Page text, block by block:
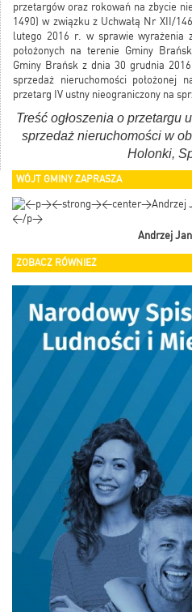
przetargów oraz rokowań na zbycie
1490) w związku z Uchwałą Nr XII/
lutego 2016 r. w sprawie wyrażenia
położonych na terenie Gminy
Gminy Brańsk z dnia 30 grudnia
sprzedaż nieruchomości położonej
przetarg IV ustny nieograniczony na
Treść ogłoszenia o przetargu
sprzedaż nieruchomości w
Holonki,
WÓJT GMINY ZAPRASZA
Andrzej
ZOBACZ RÓWNIEŻ